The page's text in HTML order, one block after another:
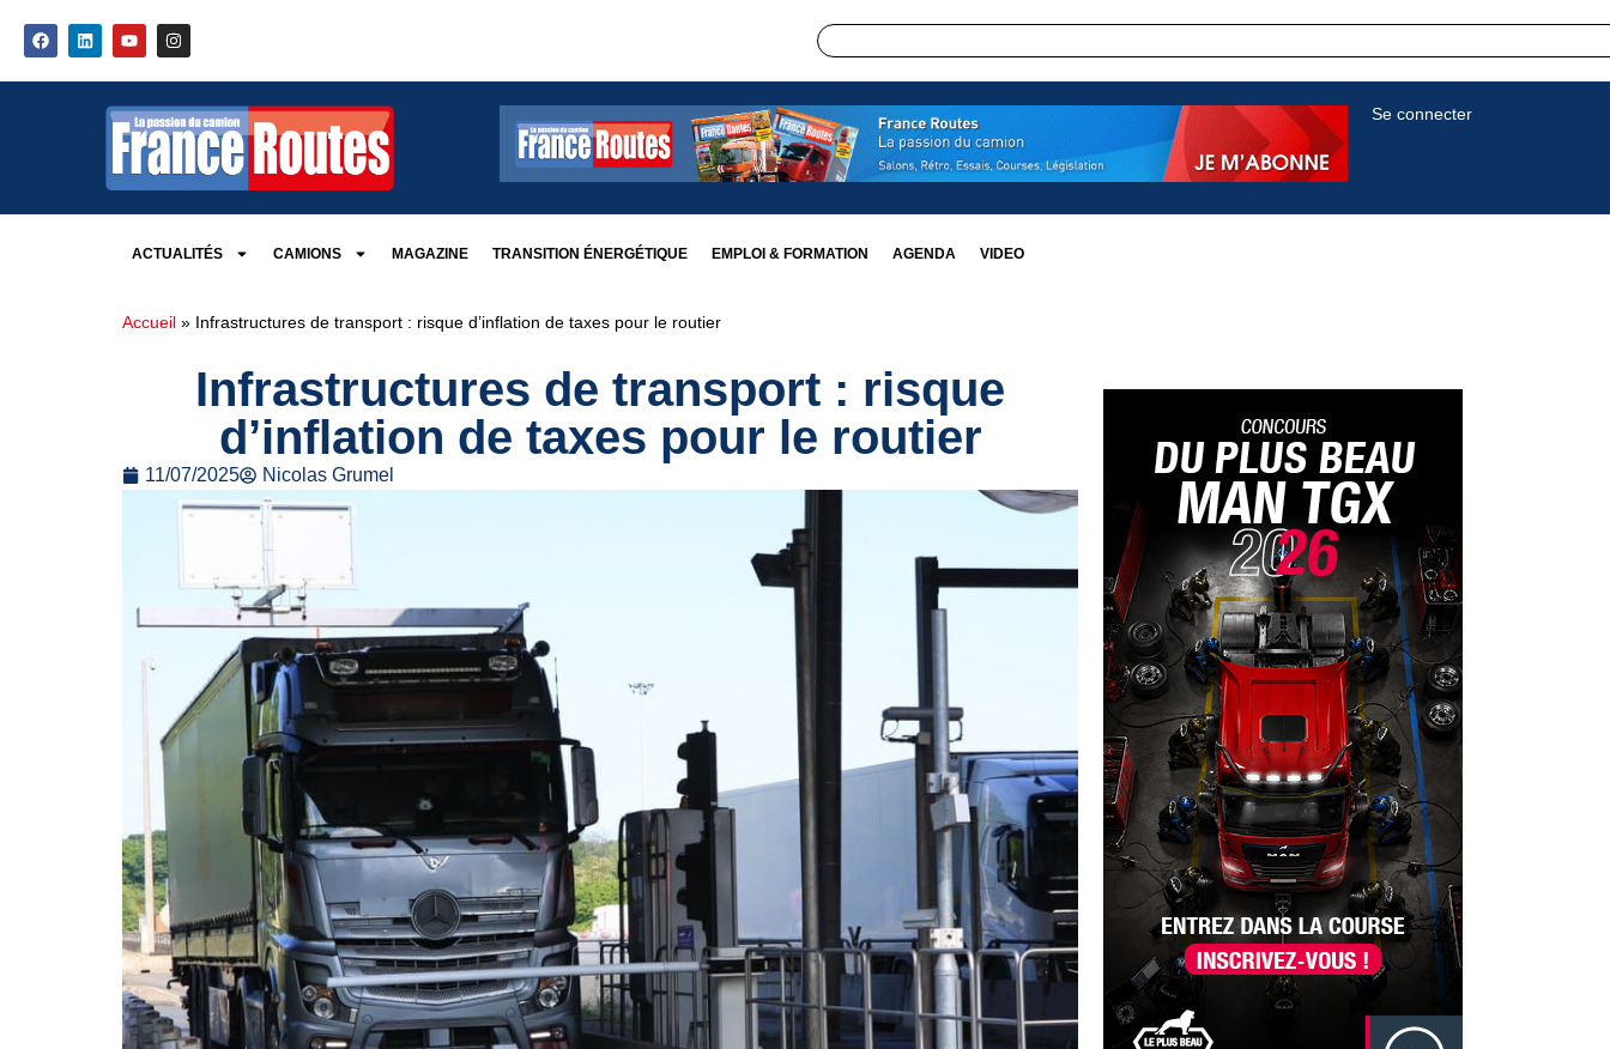
Se connecter
ACTUALITÉS CAMIONS MAGAZINE TRANSITION ÉNERGÉTIQUE EMPLOI & FORMATION AGENDA VIDEO
Accueil » Infrastructures de transport : risque d’inflation de taxes pour le routier
Infrastructures de transport : risque
d’inflation de taxes pour le routier
11/07/2025 Nicolas Grumel